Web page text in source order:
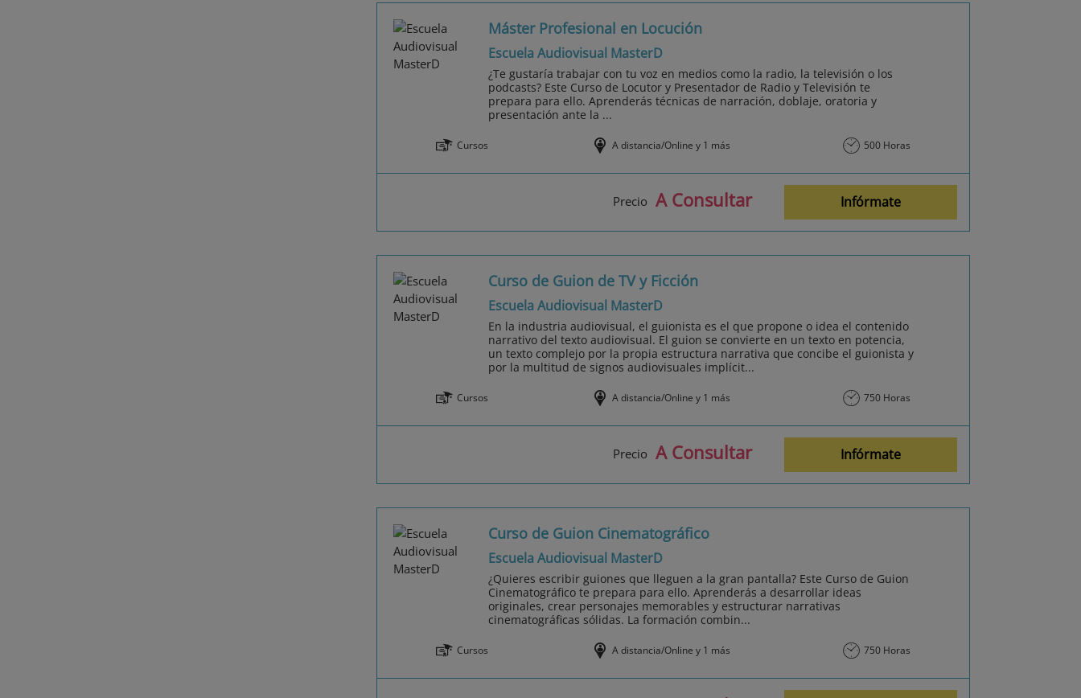
Máster Profesional en Locución
Escuela Audiovisual MasterD
¿Te gustaría trabajar con tu voz en medios como la radio, la televisión o los
podcasts? Este Curso de Locutor y Presentador de Radio y Televisión te
prepara para ello. Aprenderás técnicas de narración, doblaje, oratoria y
presentación ante la ...
Cursos A distancia/Online y 1 más 500 Horas
Precio A Consultar Infórmate
Curso de Guion de TV y Ficción
Escuela Audiovisual MasterD
En la industria audiovisual, el guionista es el que propone o idea el contenido
narrativo del texto audiovisual. El guion se convierte en un texto en potencia,
un texto complejo por la propia estructura narrativa que concibe el guionista y
por la multitud de signos audiovisuales implícit...
Cursos A distancia/Online y 1 más 750 Horas
Precio A Consultar Infórmate
Curso de Guion Cinematográfico
Escuela Audiovisual MasterD
¿Quieres escribir guiones que lleguen a la gran pantalla? Este Curso de Guion
Cinematográfico te prepara para ello. Aprenderás a desarrollar ideas
originales, crear personajes memorables y estructurar narrativas
cinematográficas sólidas. La formación combin...
Cursos A distancia/Online y 1 más 750 Horas